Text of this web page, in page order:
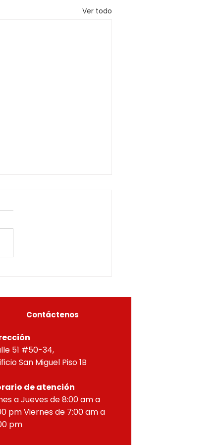
Ver todo
0226OF- 224
URBANO
concordantes, hace
que según ra
Contáctenos
51 #50-34,
San Miguel Piso 1B
de atención
a Jueves de 8:00 am a
pm Viernes de 7:00 am a
pm